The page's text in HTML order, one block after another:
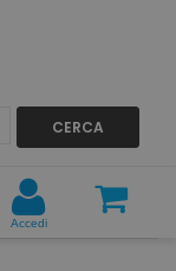
CERCA
Accedi